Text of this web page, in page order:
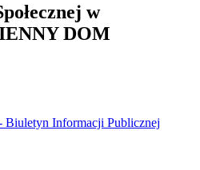
w
DOM
Biuletyn Informacji Publicznej